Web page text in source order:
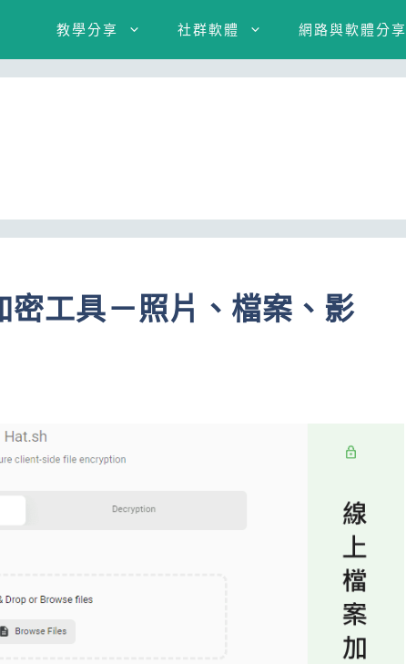
教學分享 社群軟體 網路與軟體分享
工具－照片、檔案、影